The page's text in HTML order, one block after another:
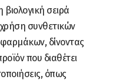
βιολογική σειρά
συνθετικών
δίνοντας
που διαθέτει
όπως